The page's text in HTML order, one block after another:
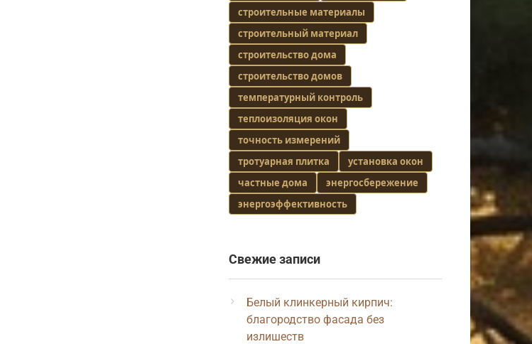
строительные материалы
строительный материал
строительство дома
строительство домов
температурный контроль
теплоизоляция окон
точность измерений
тротуарная плитка
установка окон
частные дома
энергосбережение
энергоэффективность
Свежие записи
Белый клинкерный кирпич:
благородство фасада без
излишеств